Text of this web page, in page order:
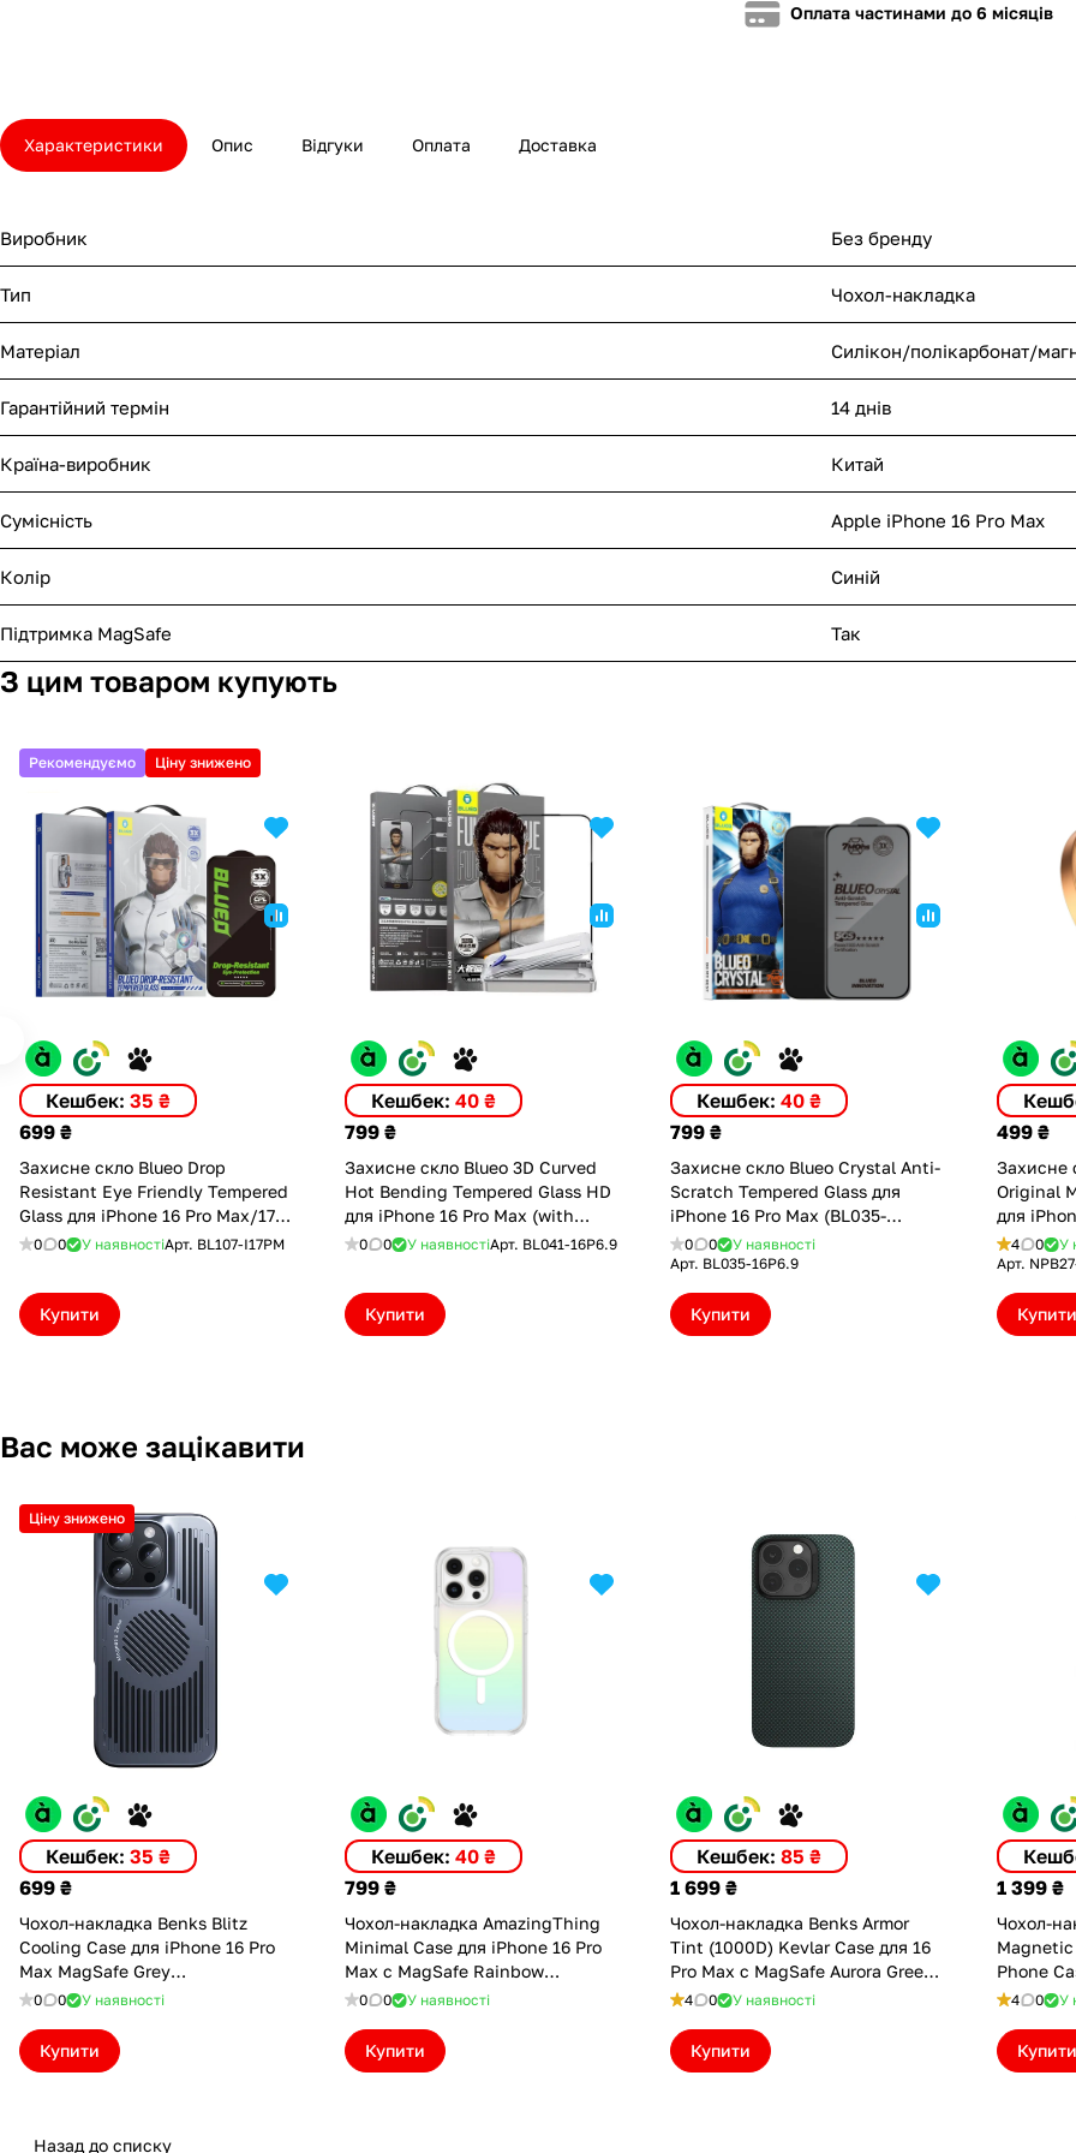
Оплата частинами до 6 місяців
Характеристики Опис Відгуки Оплата Доставка
Виробник Без бренду
Тип Чохол-накладка
Матеріал Силікон/полікарбонат/
Гарантійний термін 14 днів
Країна-виробник Китай
Сумісність Apple iPhone 16 Pro Max
Колір Синій
Підтримка MagSafe Так
З цим товаром купують
Рекомендуємо Ціну знижено
Кешбек: 35 ₴
699 ₴
Захисне скло Blueo Drop
Resistant Eye Friendly Tempered
Glass для iPhone 16 Pro Max/17
Pro Max/18 Pro Max (BL107-
0 0 У наявностіАрт. BL107-I17PM
Купити
Кешбек:40 ₴
799 ₴
Захисне скло Blueo 3D Curved
Hot Bending Tempered Glass HD
для iPhone 16 Pro Max (with
Applicator) (BL041-16P6.9)
0 0 У наявностіАрт. BL041-16P6.9
Купити
Кешбек:40 ₴
799 ₴
Захисне скло Blueo Crystal Anti-
Scratch Tempered Glass для
iPhone 16 Pro Max (BL035-
16P6.9)
0 0
У наявності
Арт. BL035-16P6.9
Купити
499 ₴
Захисне
Original
для
Pro/16
15ORG)
4 0
У
Арт.
Купити
Вас може зацікавити
Ціну знижено
Кешбек: 35 ₴
699 ₴
Чохол-накладка Benks Blitz
Cooling Case для iPhone 16 Pro
Max MagSafe Grey
(6948005910525)
0 0 У наявності
Купити
Кешбек:40 ₴
799 ₴
Чохол-накладка AmazingThing
Minimal Case для iPhone 16 Pro
Max с MagSafe Rainbow
(IP166.9PMMINRB)
0 0 У наявності
Купити
Кешбек:85 ₴
1 699 ₴
Чохол-накладка Benks Armor
Tint (1000D) Kevlar Case для 16
Pro Max с MagSafe Aurora Green
(6948005908430)
4 0 У наявності
Купити
1 399 ₴
Чохол-
Magnetic
Phone
Max
4 0 У
Купити
Назад до списку